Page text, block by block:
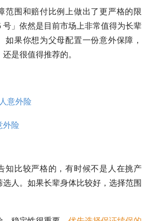
范围和赔付比例上做出了更严格的限
号」依然是目前市场上非常值得为长辈
如果你想为父母配置一份意外保障，
还是很值得推荐的。
意外险
外险
知比较严格的，有时候不是人在挑产
人。如果长辈身体比较好，选择范围